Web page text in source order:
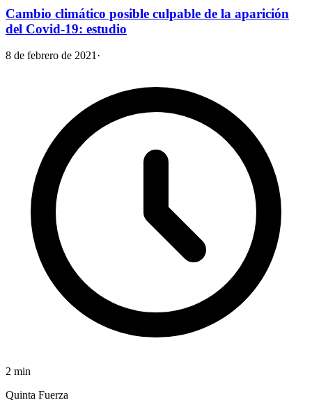
Cambio climático posible culpable de la aparición
del Covid-19: estudio
8 de febrero de 2021 ·
2 min
Quinta Fuerza